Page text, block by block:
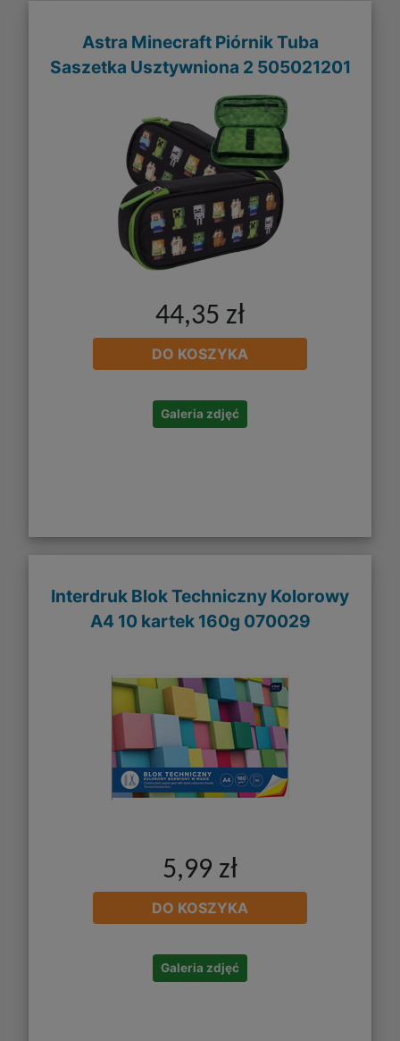
Astra Minecraft Piórnik Tuba
Saszetka Usztywniona 2 505021201
44,35 zł
DO KOSZYKA
Galeria zdjęć
Interdruk Blok Techniczny Kolorowy
A4 10 kartek 160g 070029
5,99 zł
DO KOSZYKA
Galeria zdjęć